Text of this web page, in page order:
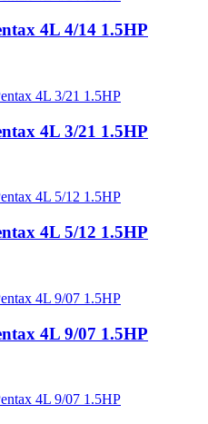
4L 4/14 1.5HP
4L 3/21 1.5HP
4L 5/12 1.5HP
4L 9/07 1.5HP